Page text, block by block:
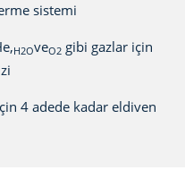
sistemi
H2OveO2 gibi gazlar için
4 adede kadar eldiven